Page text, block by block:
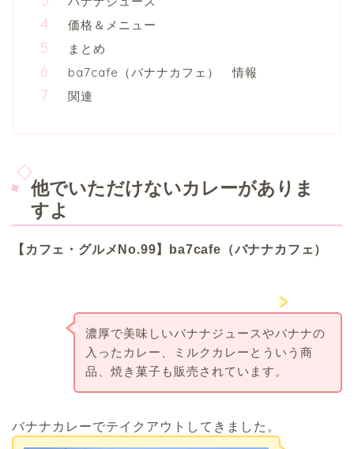
価格＆メニュー
まとめ
ba7cafe（バナナカフェ） 情報
関連
他でいただけないカレーがありま
すよ
【カフェ・グルメNo.99】ba7cafe（バナナカフェ）
バナナがメイ
ンの可愛い
ba7cafe（バナ
のみ営業にな
濃厚で美味しいバナナジュースやバナナの
入ったカレー、ミルクカレーとういう商
品、焼き菓子も販売されています。
バナナカレーでテイクアウトしてきました。